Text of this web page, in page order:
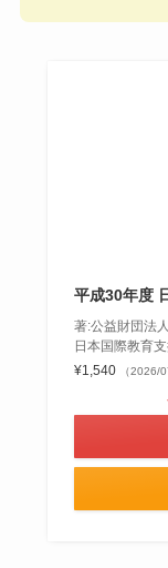
平成30年度
著:公益財団法
日本国際教育
¥1,540
（2026/